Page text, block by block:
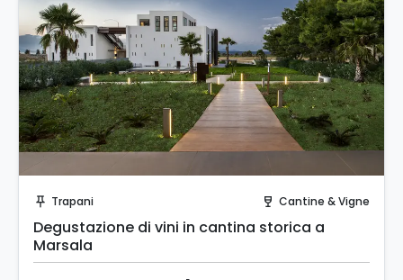
push_pin Trapani wine_bar Cantine & Vigne
Degustazione di vini in cantina storica a
Marsala